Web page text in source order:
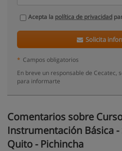
Acepta la política de privacidad
Solicita
* Campos obligatorios
En breve un responsable de Cecatec,
para informarte
Comentarios sobre
Instrumentación Básica
Quito - Pichincha